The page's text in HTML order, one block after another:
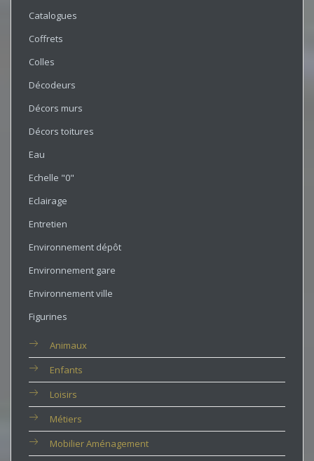
Catalogues
Coffrets
Colles
Décodeurs
Décors murs
Décors toitures
Eau
Echelle "0"
Eclairage
Entretien
Environnement dépôt
Environnement gare
Environnement ville
Figurines
Animaux
Enfants
Loisirs
Métiers
Mobilier Aménagement